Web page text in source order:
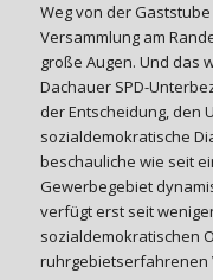
Weg von der
Versammlung am
große Augen. Und das
Dachauer SPD-
der Entscheidung, den
sozialdemokratische
beschauliche wie seit
Gewerbegebiet
verfügt erst seit
sozialdemokratischen
ruhrgebietserfahrenen